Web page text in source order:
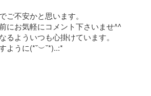
ご不安かと思います。
にお気軽にコメント下さいませ^^
るよういつも心掛けています。
ように(*˘︶˘*)..:*